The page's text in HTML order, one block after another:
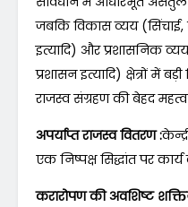
जबकि विकास व्यय (सिंचाई,
इत्यादि) और प्रशासनिक
प्रशासन इत्यादि) क्षेत्रों में
राजस्व संग्रहण की बेहद
अपर्याप्त राजस्व वितरण :
एक निष्पक्ष सिद्धांत पर
करारोपण की अवशिष्ट